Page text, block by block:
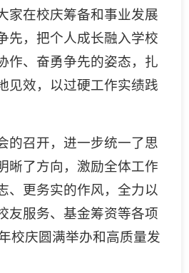
家在校庆筹备和事业发展
先，把个人成长融入学校
作、奋勇争先的姿态，扎
见效，以过硬工作实绩践
的召开，进一步统一了思
晰了方向，激励全体工作
、更务实的作风，全力以
友服务、基金筹资等各项
校庆圆满举办和高质量发